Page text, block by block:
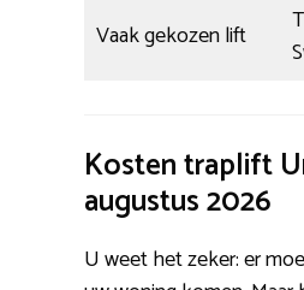
Vaak gekozen lift
Kosten traplift
augustus 2026
U weet het zeker: er